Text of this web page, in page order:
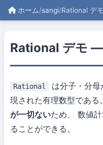
ホーム/sangi/Rational デモ
Rational デモ —
Rational は分子・分
現された有理数型である
が一切ないため、 数値
ることができる。